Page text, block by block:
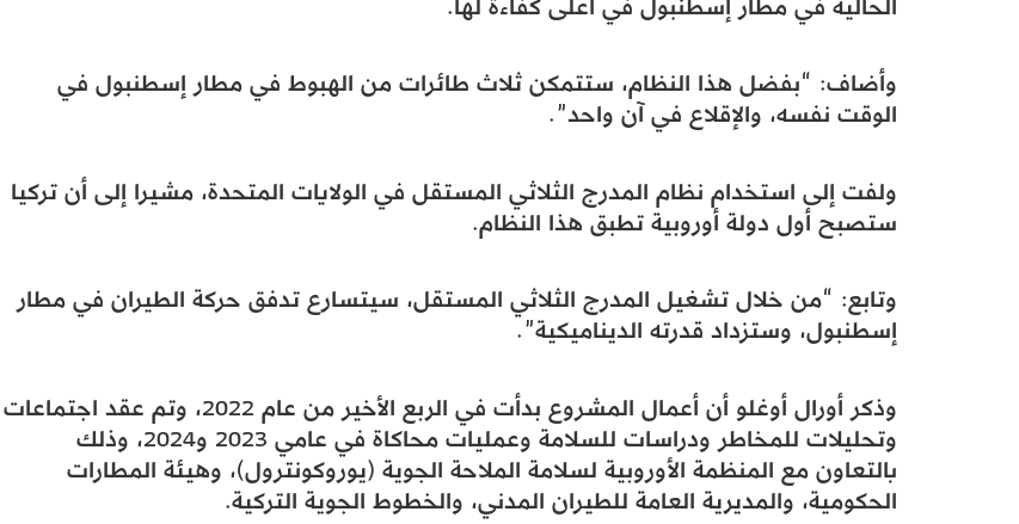
وأضاف: “بفضل هذا النظام، ستتمكن ثلاث طائرات من الهبوط في مطار إسطنبول في
الوقت نفسه، والإقلاع في آن واحد”.
ولفت إلى استخدام نظام المدرج الثلاثي المستقل في الولايات المتحدة، مشيرا إلى أن تركيا
ستصبح أول دولة أوروبية تطبق هذا النظام.
وتابع: “من خلال تشغيل المدرج الثلاثي المستقل، سيتسارع تدفق حركة الطيران في مطار
إسطنبول، وستزداد قدرته الديناميكية”.
وذكر أورال أوغلو أن أعمال المشروع بدأت في الربع الأخير من عام 2022، وتم عقد اجتماعات
وتحليلات للمخاطر ودراسات للسلامة وعمليات محاكاة في عامي 2023 و2024، وذلك
بالتعاون مع المنظمة الأوروبية لسلامة الملاحة الجوية (يوروكونترول)، وهيئة المطارات
الحكومية، والمديرية العامة للطيران المدني، والخطوط الجوية التركية.